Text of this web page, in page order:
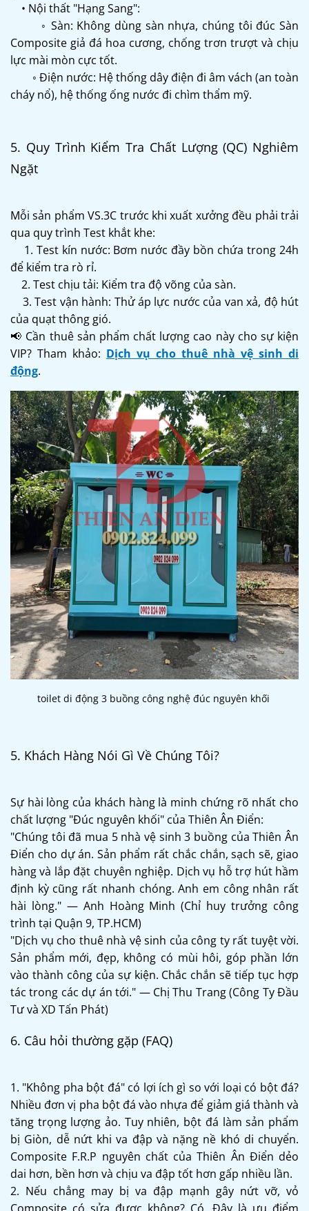
• Nội thất "Hạng Sang":
◦ Sàn: Không dùng sàn nhựa, chúng tôi đúc Sàn
Composite giả đá hoa cương, chống trơn trượt và chịu
lực mài mòn cực tốt.
◦ Điện nước: Hệ thống dây điện đi âm vách (an toàn
cháy nổ), hệ thống ống nước đi chìm thẩm mỹ.
5. Quy Trình Kiểm Tra Chất Lượng (QC) Nghiêm
Ngặt
Mỗi sản phẩm VS.3C trước khi xuất xưởng đều phải trải
qua quy trình Test khắt khe:
1. Test kín nước: Bơm nước đầy bồn chứa trong 24h
để kiểm tra rò rỉ.
2. Test chịu tải: Kiểm tra độ võng của sàn.
3. Test vận hành: Thử áp lực nước của van xả, độ hút
của quạt thông gió.
📢 Cần thuê sản phẩm chất lượng cao này cho sự kiện
VIP? Tham khảo: Dịch vụ cho thuê nhà vệ sinh di
động.
toilet di động 3 buồng công nghệ đúc nguyên khối
5. Khách Hàng Nói Gì Về Chúng Tôi?
Sự hài lòng của khách hàng là minh chứng rõ nhất cho
chất lượng "Đúc nguyên khối" của Thiên Ân Điển:
"Chúng tôi đã mua 5 nhà vệ sinh 3 buồng của Thiên Ân
Điển cho dự án. Sản phẩm rất chắc chắn, sạch sẽ, giao
hàng và lắp đặt chuyên nghiệp. Dịch vụ hỗ trợ hút hầm
định kỳ cũng rất nhanh chóng. Anh em công nhân rất
hài lòng." — Anh Hoàng Minh (Chỉ huy trưởng công
trình tại Quận 9, TP.HCM)
"Dịch vụ cho thuê nhà vệ sinh của công ty rất tuyệt vời.
Sản phẩm mới, đẹp, không có mùi hôi, góp phần lớn
vào thành công của sự kiện. Chắc chắn sẽ tiếp tục hợp
tác trong các dự án tới." — Chị Thu Trang (Công Ty Đầu
Tư và XD Tấn Phát)
6. Câu hỏi thường gặp (FAQ)
1. "Không pha bột đá" có lợi ích gì so với loại có bột đá?
Nhiều đơn vị pha bột đá vào nhựa để giảm giá thành và
tăng trọng lượng ảo. Tuy nhiên, bột đá làm sản phẩm
bị Giòn, dễ nứt khi va đập và nặng nề khó di chuyển.
Composite F.R.P nguyên chất của Thiên Ân Điển dẻo
dai hơn, bền hơn và chịu va đập tốt hơn gấp nhiều lần.
2. Nếu chẳng may bị va đập mạnh gây nứt vỡ, vỏ